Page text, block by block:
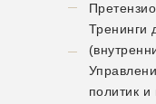
Тренинги
политик